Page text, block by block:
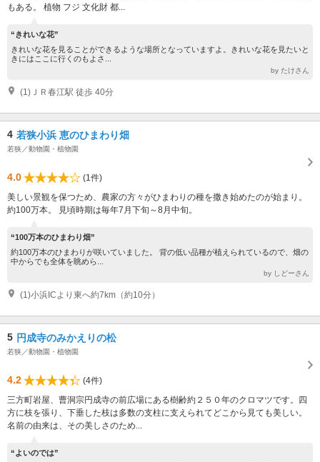
もある。 植物 フジ 文化財 都...
“きれいな花”
きれいな花を見ることができるような場所となっていますよ。きれいな花を見たいと
きにはここに行くのもよさ...
by たけさん
(1)ＪＲ春江駅 徒歩 40分
4 若狭小浜 恵のひまわり畑
若狭／動物園・植物園
4.0
(1件)
美しい景観を保つため、農家の方々がひまわりの種を撒き始めたのが始まり。
約100万本。 見頃時期は毎年7月下旬～8月中旬。
“100万本のひまわり畑”
約100万本のひまわりが咲いていました。 背の低い品種が植えられているので、畑の
中からでも全体を眺めら...
by しどーさん
(1)小浜ICより東へ約7km（約10分）
5 円成寺のみかえりの松
若狭／動物園・植物園
4.2
(4件)
三方町岩屋、曹洞宗円成寺の前広場にある樹齢約２５０年のクロマツです。四
方に枝を張り、下垂した枝は多数の支柱に支えられてどこから見ても美しい。
名前の由来は、その美しさのため...
“よいのでは”